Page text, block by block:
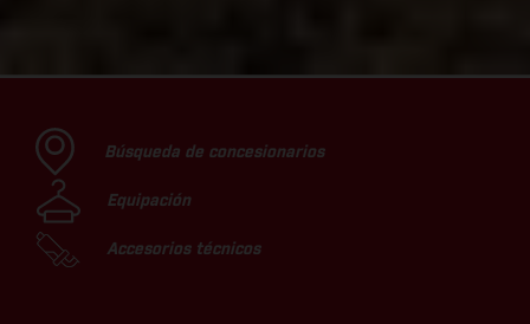
Búsqueda de concesionarios
Equipación
Accesorios técnicos